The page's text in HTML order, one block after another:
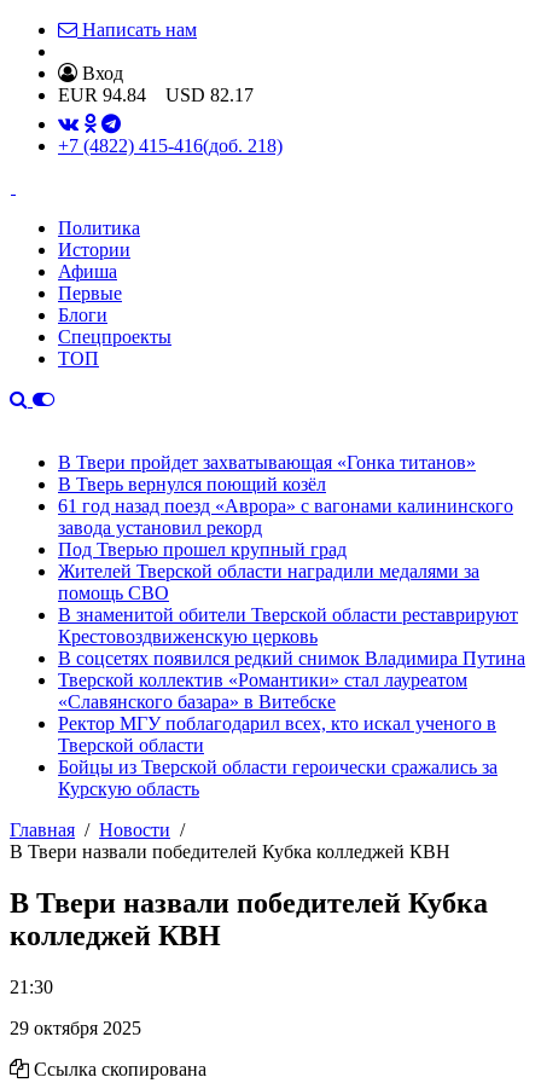
Написать нам
Вход
EUR 94.84 USD 82.17
+7 (4822) 415-416(доб. 218)
Политика
Истории
Афиша
Первые
Блоги
Спецпроекты
ТОП
В Твери пройдет захватывающая «Гонка титанов»
В Тверь вернулся поющий козёл
61 год назад поезд «Аврора» с вагонами калининского
завода установил рекорд
Под Тверью прошел крупный град
Жителей Тверской области наградили медалями за
помощь СВО
В знаменитой обители Тверской области реставрируют
Крестовоздвиженскую церковь
В соцсетях появился редкий снимок Владимира Путина
Тверской коллектив «Романтики» стал лауреатом
«Славянского базара» в Витебске
Ректор МГУ поблагодарил всех, кто искал ученого в
Тверской области
Бойцы из Тверской области героически сражались за
Курскую область
Главная
Новости
В Твери назвали победителей Кубка колледжей КВН
В Твери назвали победителей Кубка
колледжей КВН
21:30
29 октября 2025
Ссылка скопирована